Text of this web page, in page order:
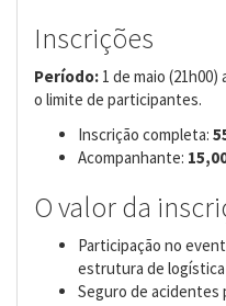
Inscrições
Período: 1 de maio
o limite de participantes.
Inscrição completa:
Acompanhante:
O valor da
Participação no
estrutura de
Seguro de acidentes